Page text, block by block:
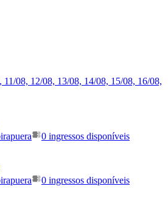
11/08, 12/08, 13/08, 14/08, 15/08, 16/08,
0 ingressos disponíveis
0 ingressos disponíveis